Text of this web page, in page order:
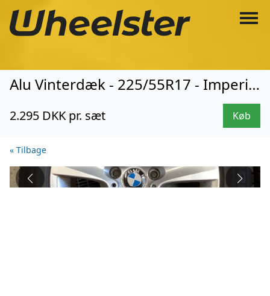
Alu Vinterdæk - 225/55R17 - Imperial (3310)
2.295 DKK pr. sæt Køb
« Tilbage